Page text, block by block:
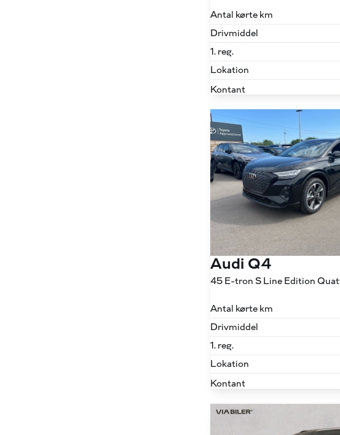
Antal kørte km
Drivmiddel
1. reg.
Lokation
Kontant
Audi Q4
Antal kørte km
Drivmiddel
1. reg.
Lokation
Kontant